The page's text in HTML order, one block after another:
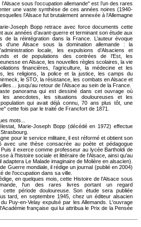
sous l’occupation allemande" est l’un des rares
une vaste synthèse de ces années noires (1940-
l’Alsace fut brutalement annexée à l’Allemagne
Joseph Bopp retrace avec force documents cette
aux années d’avant-guerre et terminant son étude aux
de la réintégration dans la France. L’auteur évoque
d’une Alsace sous la domination allemande : la
locale, les expulsions d’Alsaciens et
et de populations des contrées de l’Est, les
en Alsace, les nouvelles règles scolaires, la vie
financières, l’agriculture, la médecine et les
les religions, la police et la justice, les camps du
le STO, la résistance, les combats en Alsace et
jusqu’au retour de l’Alsace au sein de la France.
panorama qui est dessiné dans cet ouvrage où
les anecdotes, les situations douloureuses et les
population qui avait déjà connu, 70 ans plus tôt, une
cette fois par le traité de Francfort de 1871.
mots...
Marie-Joseph Bopp (décédé en 1972) effectue
pour le service militaire, il est réformé et obtient son
avec une thèse consacrée au poète et pédagogue
Puis il exerce comme professeur au lycée Bartholdi de
à l'histoire sociale et littéraire de l'Alsace, ainsi qu'au
adaptera Le Malade imaginaire de Molière en alsacien).
Guerre mondiale, il rédige un journal (publié en 2004)
de l'occupation dans sa ville.
en quelques mois, cette Histoire de l'Alsace sous
l'un des rares livres portant un regard
cette période douloureuse. Son étude sera publiée
tard, en septembre 1945, chez un éditeur alsacien
Puy-en-Velay expulsé par les Allemands. L'ouvrage
française qui lui attribua le Prix de la Pensée